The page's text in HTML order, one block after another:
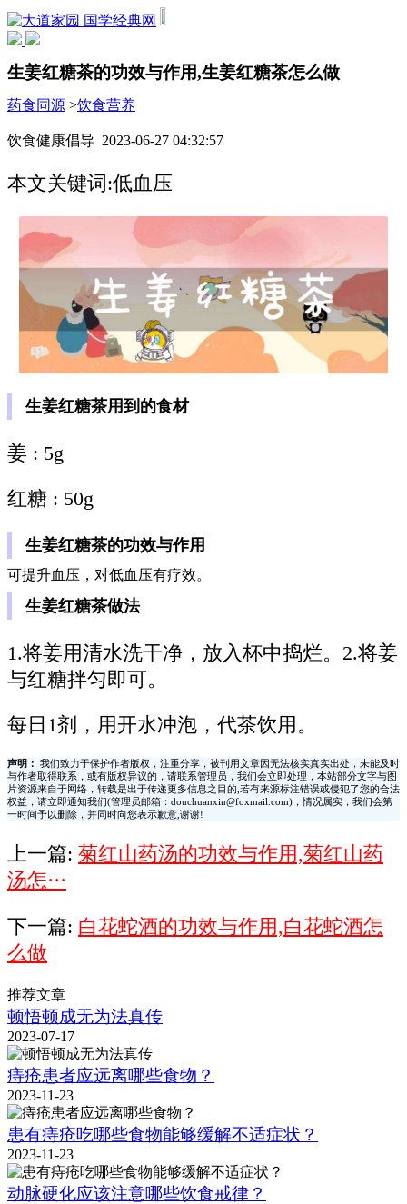
国学经典网
生姜红糖茶的功效与作用,生姜红糖茶怎么做
药食同源 >饮食营养
饮食健康倡导 2023-06-27 04:32:57
本文关键词:低血压
生姜红糖茶用到的食材
姜 : 5g
红糖 : 50g
生姜红糖茶的功效与作用
可提升血压，对低血压有疗效。
生姜红糖茶做法
1.将姜用清水洗干净，放入杯中捣烂。2.将姜
与红糖拌匀即可。
每日1剂，用开水冲泡，代茶饮用。
声明：
我们致力于保护作者版权，注重分享，被刊用文章因无法核实真实出处，未能及时
与作者取得联系，或有版权异议的，请联系管理员，我们会立即处理，本站部分文字与图
片资源来自于网络，转载是出于传递更多信息之目的,若有来源标注错误或侵犯了您的合法
权益，请立即通知我们(管理员邮箱：douchuanxin@foxmail.com)，情况属实，我们会第
一时间予以删除，并同时向您表示歉意,谢谢!
上一篇: 菊红山药汤的功效与作用,菊红山药
汤怎···
下一篇: 白花蛇酒的功效与作用,白花蛇酒怎
么做
推荐文章
顿悟顿成无为法真传
2023-07-17
痔疮患者应远离哪些食物？
2023-11-23
患有痔疮吃哪些食物能够缓解不适症状？
2023-11-23
动脉硬化应该注意哪些饮食戒律？